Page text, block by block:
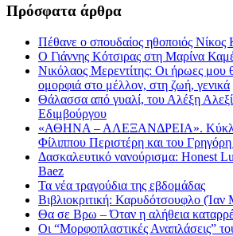
Πρόσφατα άρθρα
Πέθανε ο σπουδαίος ηθοποιός Νίκος
Ο Γιάννης Κότσιρας στη Μαρίνα
Νικόλαος Μερεντίτης: Οι ήρωες μου
ομορφιά στο μέλλον, στη ζωή, γενικά
Θάλασσα από γυαλί, του Αλέξη
Εδιμβούργου
«ΑΘΗΝΑ – ΑΛΕΞΑΝΔΡΕΙΑ».
Φίλιππου Περιστέρη και του
Δασκαλευτικό νανούρισμα: Honest
Baez
Τα νέα τραγούδια της εβδομάδας
Βιβλιοκριτική: Καρυδότσουφλο (Ίαν
Θα σε Βρω – Όταν η αλήθεια
Οι “Μορφοπλαστικές Αναπλάσεις”